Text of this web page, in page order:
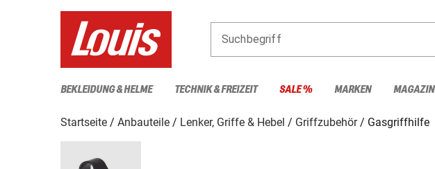
Suchbegriff
BEKLEIDUNG & HELME TECHNIK & FREIZEIT SALE % MARKEN MAGAZIN
Startseite Anbauteile Lenker, Griffe & Hebel Griffzubehör
Gasgriffhilfe